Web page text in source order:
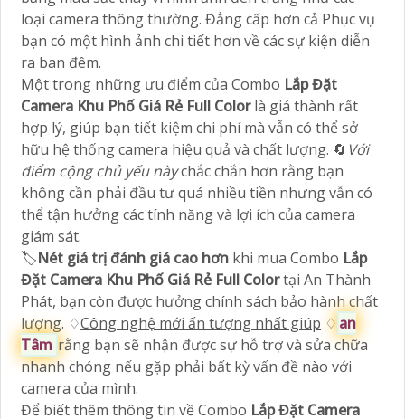
loại camera thông thường. Đẳng cấp hơn cả Phục vụ
bạn có một hình ảnh chi tiết hơn về các sự kiện diễn
ra ban đêm.
Một trong những ưu điểm của Combo Lắp Đặt
Camera Khu Phố Giá Rẻ Full Colorlà giá thành rất
hợp lý, giúp bạn tiết kiệm chi phí mà vẫn có thể sở
hữu hệ thống camera hiệu quả và chất lượng. 🔄 Với
điểm cộng chủ yếu nàychắc chắn hơn rằng bạn
không cần phải đầu tư quá nhiều tiền nhưng vẫn có
thể tận hưởng các tính năng và lợi ích của camera
giám sát.
🏷Nét giá trị đánh giá cao hơn khi mua Combo Lắp
Đặt Camera Khu Phố Giá Rẻ Full Colortại An Thành
Phát, bạn còn được hưởng chính sách bảo hành chất
lượng. ♢Công nghệ mới ấn tượng nhất giúp ♢ an
Tâm rằng bạn sẽ nhận được sự hỗ trợ và sửa chữa
nhanh chóng nếu gặp phải bất kỳ vấn đề nào với
camera của mình.
Để biết thêm thông tin về Combo Lắp Đặt Camera